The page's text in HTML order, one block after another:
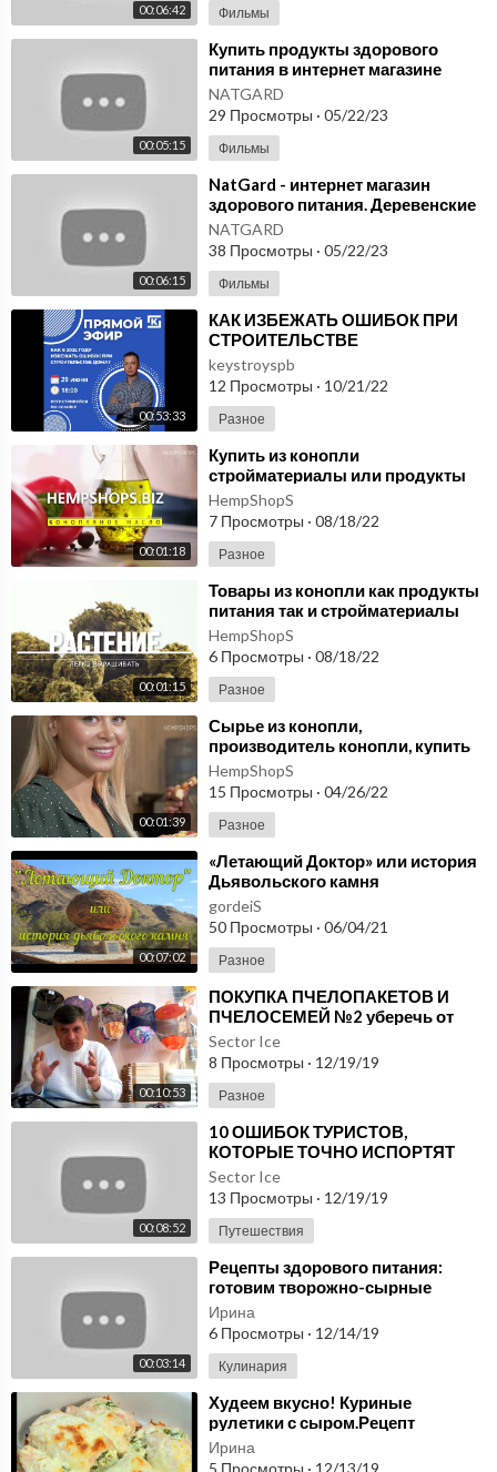
00:06:42 Фильмы
00:05:15
⁣Купить продукты здорового
питания в интернет магазине
NatGard, а также изделия из
микросфер.
NATGARD
29 Просмотры · 05/22/23
Фильмы
00:06:15
⁣NatGard - интернет магазин
здорового питания. Деревенские
экологически натуральные
продукты.
NATGARD
38 Просмотры · 05/22/23
Фильмы
00:53:33
⁣КАК ИЗБЕЖАТЬ ОШИБОК ПРИ
СТРОИТЕЛЬСТВЕ
СОБСТВЕННОГО ДОМА В 2022
ГОДУ
keystroyspb
12 Просмотры · 10/21/22
Разное
00:01:18
⁣Купить из конопли
стройматериалы или продукты
питания? Вы что, серьезно? И
когда это разрешили?
HempShopS
7 Просмотры · 08/18/22
Разное
00:01:15
⁣Товары из конопли как продукты
питания так и стройматериалы
приобрести совсем не сложно.
hempshops
HempShopS
6 Просмотры · 08/18/22
Разное
00:01:39
⁣Сырье из конопли,
производитель конопли, купить
из конопли разные продукты
питания. Позитив.
HempShopS
15 Просмотры · 04/26/22
Разное
00:07:02
⁣«Летающий Доктор» или история
Дьявольского камня
gordeiS
50 Просмотры · 06/04/21
Разное
00:10:53
⁣ПОКУПКА ПЧЕЛОПАКЕТОВ И
ПЧЕЛОСЕМЕЙ №2 уберечь от
ошибок - начинающим
пчеловодам и не только А до Я
Sector Ice
8 Просмотры · 12/19/19
Разное
00:08:52
⁣10 ОШИБОК ТУРИСТОВ,
КОТОРЫЕ ТОЧНО ИСПОРТЯТ
ВАШ ОТДЫХ НА КИПРЕ
Sector Ice
13 Просмотры · 12/19/19
Путешествия
00:03:14
⁣Рецепты здорового питания:
готовим творожно-сырные
шарики
Ирина
6 Просмотры · 12/14/19
Кулинария
⁣Худеем вкусно! Куриные
рулетики с сыром.Рецепт
правильного питания.
Ирина